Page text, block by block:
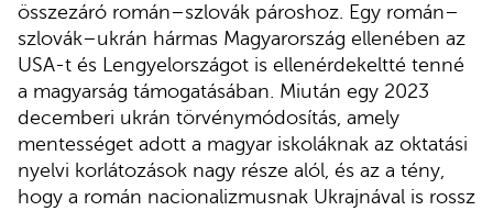
összezáró román–szlovák pároshoz. Egy román–
szlovák–ukrán hármas Magyarország ellenében az
USA-t és Lengyelországot is ellenérdekeltté tenné
a magyarság támogatásában. Miután egy 2023
decemberi ukrán törvénymódosítás, amely
mentességet adott a magyar iskoláknak az oktatási
nyelvi korlátozások nagy része alól, és az a tény,
hogy a román nacionalizmusnak Ukrajnával is rossz